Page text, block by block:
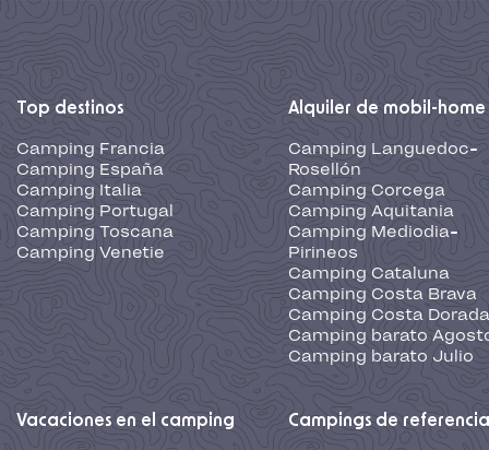
Top destinos
Camping Francia
Camping España
Camping Italia
Camping Portugal
Camping Toscana
Camping Venetie
Alquiler de mobil-home
Camping Languedoc-
Rosellón
Camping Corcega
Camping Aquitania
Camping Mediodia-
Pirineos
Camping Cataluna
Camping Costa Brava
Camping Costa Dorada
Camping barato
Camping barato Julio
Vacaciones en el camping Campings de referencia